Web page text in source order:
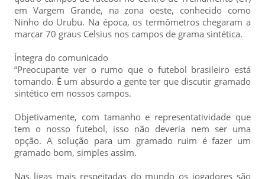
em Vargem Grande, na zona oeste, conhecido como
Ninho do Urubu. Na época, os termômetros chegaram a
marcar 70 graus Celsius nos campos de grama sintética.
Íntegra do comunicado
“Preocupante ver o rumo que o futebol brasileiro está
tomando. É um absurdo a gente ter que discutir gramado
sintético em nossos campos.
Objetivamente, com tamanho e representatividade que
tem o nosso futebol, isso não deveria nem ser uma
opção. A solução para um gramado ruim é fazer um
gramado bom, simples assim.
Nas ligas mais respeitadas do mundo os jogadores são